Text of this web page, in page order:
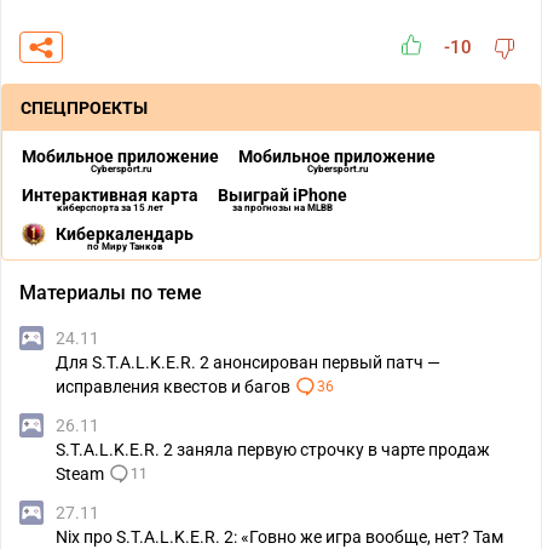
-10
СПЕЦПРОЕКТЫ
Мобильное приложение
Cybersport.ru
Мобильное приложение
Cybersport.ru
Интерактивная карта
киберспорта за 15 лет
Выиграй iPhone
за прогнозы на MLBB
Киберкалендарь
по Миру Танков
Материалы по теме
24.11
Для S.T.A.L.K.E.R. 2 анонсирован первый патч —
исправления квестов и багов
36
26.11
S.T.A.L.K.E.R. 2 заняла первую строчку в чарте продаж
Steam
11
27.11
Nix про S.T.A.L.K.E.R. 2: «Говно же игра вообще, нет? Там